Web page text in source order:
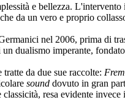
e bellezza.
da un vero e proprio
nel 2006, prima di
dualismo imperante,
da due sue raccolte:
sound dovuto in gran
resa evidente